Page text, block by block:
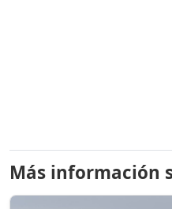
Más información